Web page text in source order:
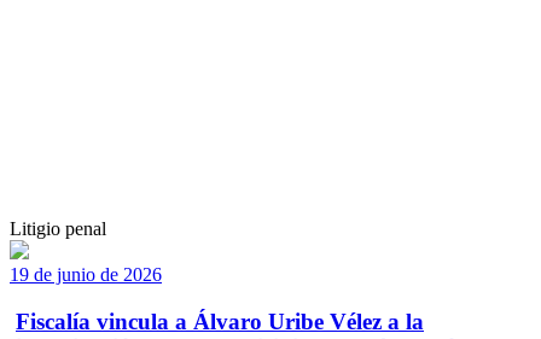
Litigio penal
19 de junio de 2026
Fiscalía vincula a Álvaro Uribe Vélez a la